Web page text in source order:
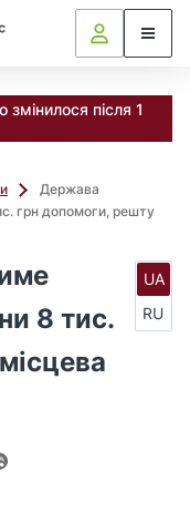
після 1
Держава
грн допомоги, решту
8 тис.
UA
RU